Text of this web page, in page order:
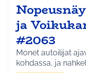
ja
#2063
Monet autoilijat
kohdassa, ja